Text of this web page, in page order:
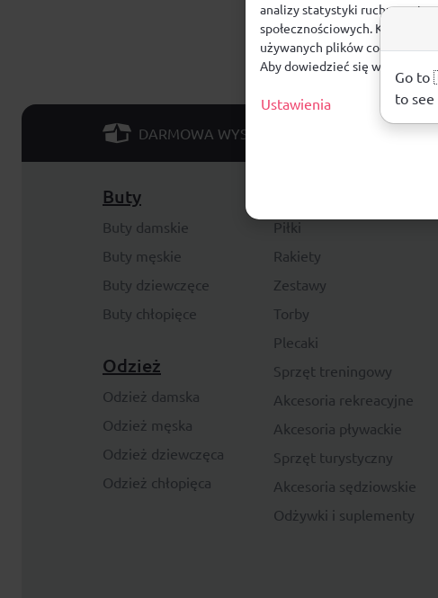
DARMOWA WYSYŁKA
Buty
Buty damskie
Buty męskie
Buty dziewczęce
Buty chłopięce
Odzież
Odzież damska
Odzież męska
Odzież dziewczęca
Odzież chłopięca
Piłki
Rakiety
Zestawy
Torby
Plecaki
Sprzęt treningowy
Akcesoria rekreacyjne
Akcesoria pływackie
Sprzęt turystyczny
Akcesoria sędziowskie
Odżywki i suplementy
analizy statystyki ruchu na
społecznościowych. Kliknij
używanych plików cookies.
Aby dowiedzieć się więcej o
Ustawienia
Go to
to